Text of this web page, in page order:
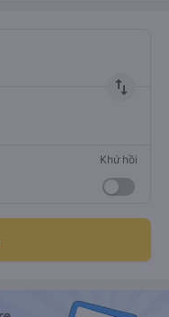
import_export
Khứ hồi